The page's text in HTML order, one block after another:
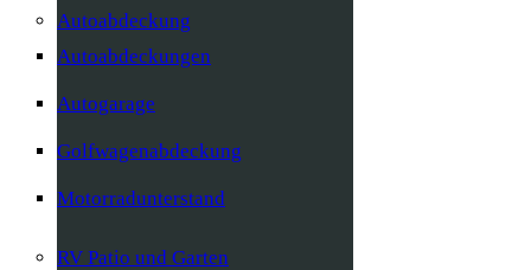
Autoabdeckung
Autoabdeckungen
Autogarage
Golfwagenabdeckung
Motorradunterstand
RV Patio und Garten